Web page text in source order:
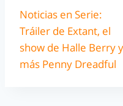
Noticias en Serie:
Tráiler de Extant, el
show de Halle Berry y
más Penny Dreadful